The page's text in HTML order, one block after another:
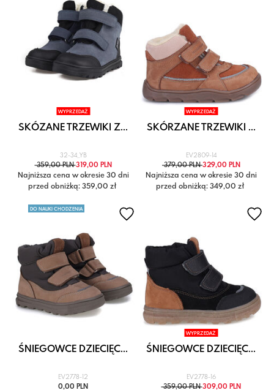
WYPRZEDAŻ
SKÓZANE TRZEWIKI Z...
32-34_YB
359,00 PLN319,00 PLN
Najniższa cena w okresie 30 dni
przed obniżką: 359,00 zł
WYPRZEDAŻ
SKÓRZANE TRZEWIKI ...
EV2809-14
379,00 PLN329,00 PLN
Najniższa cena w okresie 30 dni
przed obniżką: 349,00 zł
DO NAUKI CHODZENIA
ŚNIEGOWCE DZIECIĘC...
EV2778-12
0,00 PLN
WYPRZEDAŻ
ŚNIEGOWCE DZIECIĘC...
EV2778-16
359,00 PLN309,00 PLN